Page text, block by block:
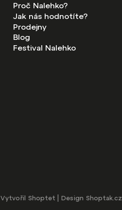
Proč Nalehko?
Jak nás hodnotíte?
Prodejny
Blog
Festival Nalehko
Vytvořil Shoptet | Design Shoptak.cz